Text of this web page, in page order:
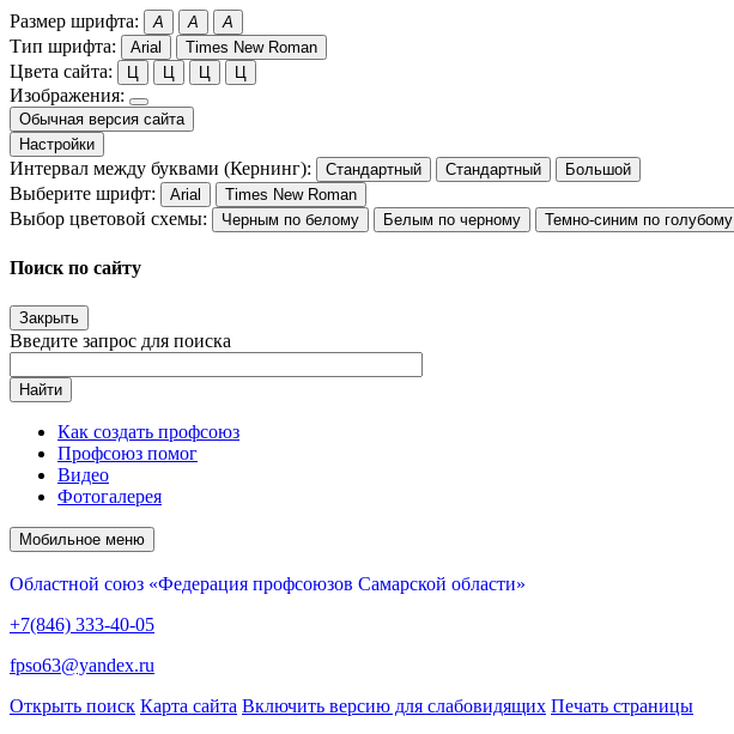
Размер шрифта: A A A
Тип шрифта: Arial Times New Roman
Цвета сайта: Ц Ц Ц Ц
Изображения:
Обычная версия сайта
Настройки
Интервал между буквами (Кернинг): Стандартный Стандартный Большой
Выберите шрифт: Arial Times New Roman
Выбор цветовой схемы: Черным по белому Белым по черному Темно-синим по голубому
Поиск по сайту
Закрыть
Введите запрос для поиска
Найти
Как создать профсоюз
Профсоюз помог
Видео
Фотогалерея
Мобильное меню
Областной союз «Федерация профсоюзов Самарской области»
+7(846) 333-40-05
fpso63@yandex.ru
Открыть поиск Карта сайта Включить версию для слабовидящих Печать страницы